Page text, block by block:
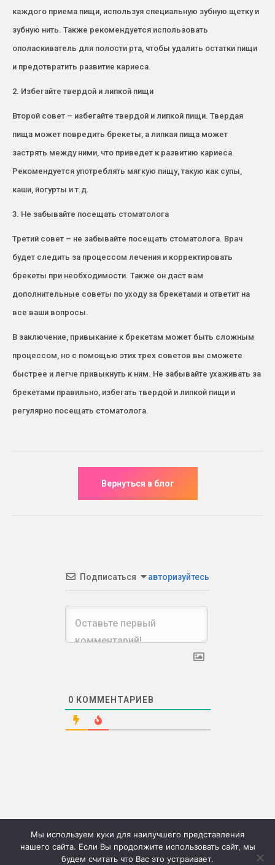
каждого приема пищи, используя специальную зубную щетку и
зубную нить. Также рекомендуется использовать
ополаскиватель для полости рта, чтобы удалить остатки пищи
и предотвратить развитие кариеса.
2. Избегайте твердой и липкой пищи
Второй совет – избегайте твердой и липкой пищи. Твердая
пища может повредить брекеты, а липкая пища может
застрять между ними, что приведет к развитию кариеса.
Рекомендуется употреблять мягкую пищу, такую как супы,
каши, йогурты и т.д.
3. Не забывайте посещать стоматолога
Третий совет – не забывайте посещать стоматолога. Врач
будет следить за процессом лечения и корректировать
брекеты при необходимости. Также он даст вам
дополнительные советы по уходу за брекетами и ответит на
все ваши вопросы.
В заключение, привыкание к брекетам может быть сложным
процессом, но с помощью этих трех советов вы сможете
быстрее и легче привыкнуть к ним. Не забывайте ухаживать за
брекетами правильно, избегать твердой и липкой пищи и
регулярно посещать стоматолога.
Подписаться авторизуйтесь
0 КОММЕНТАРИЕВ
Мы используем куки для наилучшего представления
нашего сайта. Если Вы продолжите использовать сайт, мы
будем считать что Вас это устраивает.